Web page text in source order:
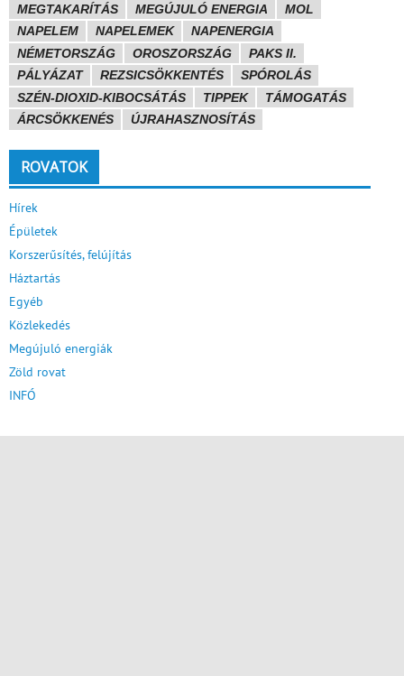
MEGTAKARÍTÁS
MEGÚJULÓ ENERGIA
MOL
NAPELEM
NAPELEMEK
NAPENERGIA
NÉMETORSZÁG
OROSZORSZÁG
PAKS II.
PÁLYÁZAT
REZSICSÖKKENTÉS
SPÓROLÁS
SZÉN-DIOXID-KIBOCSÁTÁS
TIPPEK
TÁMOGATÁS
ÁRCSÖKKENÉS
ÚJRAHASZNOSÍTÁS
ROVATOK
Hírek
Épületek
Korszerűsítés, felújítás
Háztartás
Egyéb
Közlekedés
Megújuló energiák
Zöld rovat
INFÓ